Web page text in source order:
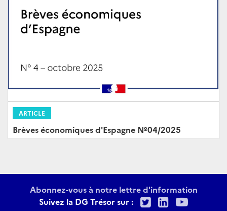
ARTICLE
Brèves économiques d'Espagne Nº04/2025
Abonnez-vous à notre lettre d'information
Suivez la DG Trésor sur :
TwitterLinkedIn